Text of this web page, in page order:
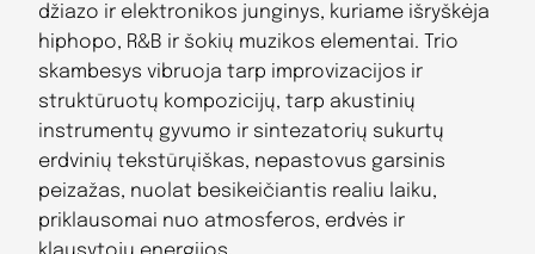
džiazo ir elektronikos junginys, kuriame išryškėja
hiphopo, R&B ir šokių muzikos elementai. Trio
skambesys vibruoja tarp improvizacijos ir
struktūruotų kompozicijų, tarp akustinių
instrumentų gyvumo ir sintezatorių sukurtų
erdvinių tekstūrųiškas, nepastovus garsinis
peizažas, nuolat besikeičiantis realiu laiku,
priklausomai nuo atmosferos, erdvės ir